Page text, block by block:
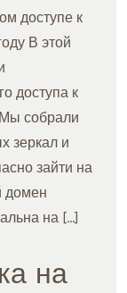
доступе к
В этой
доступа к
Мы собрали
зеркал и
зайти на
домен
на […]
на